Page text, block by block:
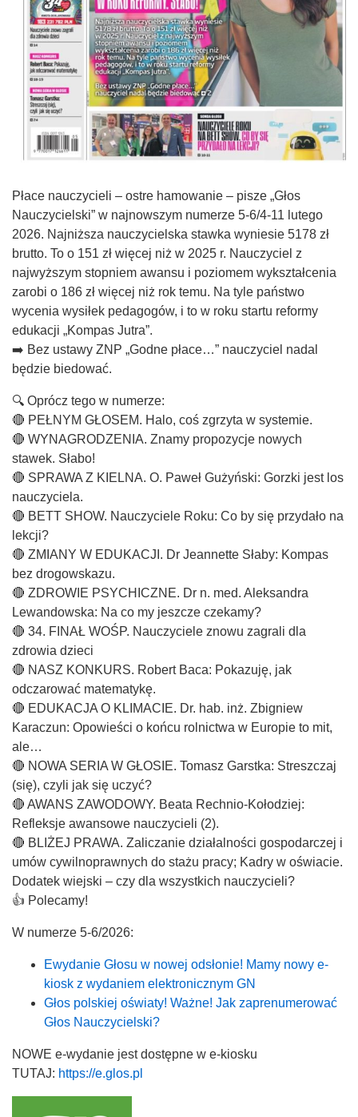
Płace nauczycieli – ostre hamowanie – pisze „Głos
Nauczycielski” w najnowszym numerze 5-6/4-11 lutego
2026. Najniższa nauczycielska stawka wyniesie 5178 zł
brutto. To o 151 zł więcej niż w 2025 r. Nauczyciel z
najwyższym stopniem awansu i poziomem wykształcenia
zarobi o 186 zł więcej niż rok temu. Na tyle państwo
wycenia wysiłek pedagogów, i to w roku startu reformy
edukacji „Kompas Jutra”.
➡️ Bez ustawy ZNP „Godne płace…” nauczyciel nadal
będzie biedować.
🔍 Oprócz tego w numerze:
🔴 PEŁNYM GŁOSEM. Halo, coś zgrzyta w systemie.
🔴 WYNAGRODZENIA. Znamy propozycje nowych
stawek. Słabo!
🔴 SPRAWA Z KIELNA. O. Paweł Gużyński: Gorzki jest los
nauczyciela.
🔴 BETT SHOW. Nauczyciele Roku: Co by się przydało na
lekcji?
🔴 ZMIANY W EDUKACJI. Dr Jeannette Słaby: Kompas
bez drogowskazu.
🔴 ZDROWIE PSYCHICZNE. Dr n. med. Aleksandra
Lewandowska: Na co my jeszcze czekamy?
🔴 34. FINAŁ WOŚP. Nauczyciele znowu zagrali dla
zdrowia dzieci
🔴 NASZ KONKURS. Robert Baca: Pokazuję, jak
odczarować matematykę.
🔴 EDUKACJA O KLIMACIE. Dr. hab. inż. Zbigniew
Karaczun: Opowieści o końcu rolnictwa w Europie to mit,
ale…
🔴 NOWA SERIA W GŁOSIE. Tomasz Garstka: Streszczaj
(się), czyli jak się uczyć?
🔴 AWANS ZAWODOWY. Beata Rechnio-Kołodziej:
Refleksje awansowe nauczycieli (2).
🔴 BLIŻEJ PRAWA. Zaliczanie działalności gospodarczej i
umów cywilnoprawnych do stażu pracy; Kadry w oświacie.
Dodatek wiejski – czy dla wszystkich nauczycieli?
👍 Polecamy!
W numerze 5-6/2026:
Ewydanie Głosu w nowej odsłonie! Mamy nowy e-
kiosk z wydaniem elektronicznym GN
Głos polskiej oświaty! Ważne! Jak zaprenumerować
Głos Nauczycielski?
NOWE e-wydanie jest dostępne w e-kiosku
TUTAJ: https://e.glos.pl